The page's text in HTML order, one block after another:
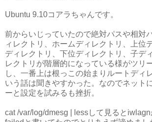
Ubuntu 9.10コアラちゃんです。
前からいじっていたので絶対パスや相対
ィレクトリ、ホームディレクトリ、上位
ディレクトリ、下位ディレクトリ、子デ
レクトリが階層的になっている様がツリ
し、一番上は根っこの始まりルートディ
いう話は聞きやすかった。なのでネット
ーと設定を試みるも挫折。
cat /var/log/dmesg | lessして見ると